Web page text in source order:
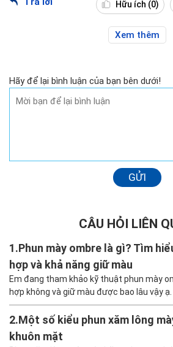
CÂU HỎI LIÊN
1.Phun mày ombre là gì? Tìm
hợp và khả năng giữ màu
Em đang tham khảo kỹ thuật phun mày